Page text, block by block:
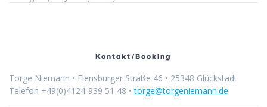
Kontakt/Booking
Torge Niemann • Flensburger Straße 46 • 25348 Glückstadt
Telefon +49(0)4124-939 51 48 •torge@torgeniemann.de